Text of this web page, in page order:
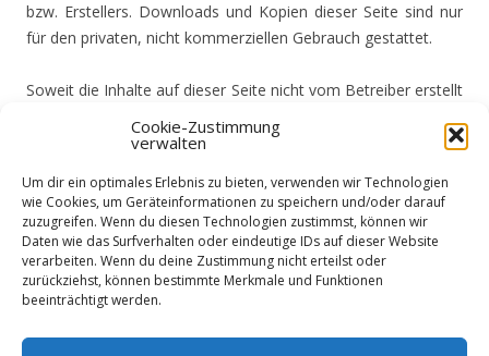
Cookie-Zustimmung
verwalten
Um dir ein optimales Erlebnis zu bieten, verwenden wir Technologien
wie Cookies, um Geräteinformationen zu speichern und/oder darauf
zuzugreifen. Wenn du diesen Technologien zustimmst, können wir
Daten wie das Surfverhalten oder eindeutige IDs auf dieser Website
verarbeiten. Wenn du deine Zustimmung nicht erteilst oder
zurückziehst, können bestimmte Merkmale und Funktionen
beeinträchtigt werden.
bzw. Erstellers. Downloads und Kopien dieser Seite sind nur
für den privaten, nicht kommerziellen Gebrauch gestattet.
Soweit die Inhalte auf dieser Seite nicht vom Betreiber erstellt
wurden, werden die Urheberrechte Dritter beachtet.
Insbesondere werden Inhalte Dritter als solche
Urheberrechtsverletzung aufmerksam werden, bitten wir um
einen entsprechenden Hinweis. Bei Bekanntwerden von
Rechtsverletzungen werden wir derartige Inhalte umgehend
entfernen.